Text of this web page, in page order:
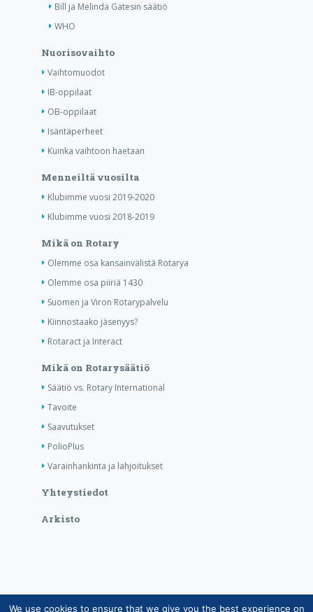
Bill ja Melinda Gatesin säätiö
WHO
Nuorisovaihto
Vaihtomuodot
IB-oppilaat
OB-oppilaat
Isäntäperheet
Kuinka vaihtoon haetaan
Menneiltä vuosilta
Klubimme vuosi 2019-2020
Klubimme vuosi 2018-2019
Mikä on Rotary
Olemme osa kansainvälistä Rotarya
Olemme osa piiriä 1430
Suomen ja Viron Rotarypalvelu
Kiinnostaako jäsenyys?
Rotaract ja Interact
Mikä on Rotarysäätiö
Säätiö vs. Rotary International
Tavoite
Saavutukset
PolioPlus
Varainhankinta ja lahjoitukset
Yhteystiedot
Arkisto
We use cookies to ensure that we give you the best experience on